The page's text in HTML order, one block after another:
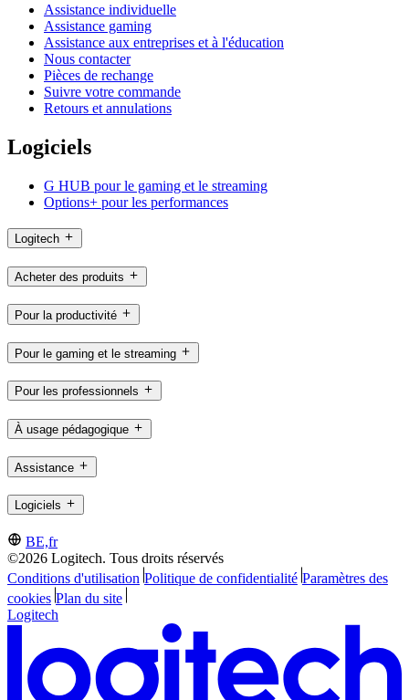
Assistance individuelle
Assistance gaming
Assistance aux entreprises et à l'éducation
Nous contacter
Pièces de rechange
Suivre votre commande
Retours et annulations
Logiciels
G HUB pour le gaming et le streaming
Options+ pour les performances
Logitech
Acheter des produits
Pour la productivité
Pour le gaming et le streaming
Pour les professionnels
À usage pédagogique
Assistance
Logiciels
BE,fr
©2026 Logitech. Tous droits réservés
Conditions d'utilisation Politique de confidentialité Paramètres des
cookies Plan du site
Logitech